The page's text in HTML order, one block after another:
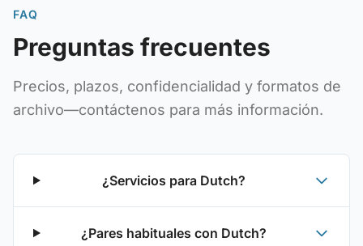
FAQ
Preguntas frecuentes
Precios, plazos, confidencialidad y formatos de
archivo—contáctenos para más información.
¿Servicios para Dutch?
¿Pares habituales con Dutch?